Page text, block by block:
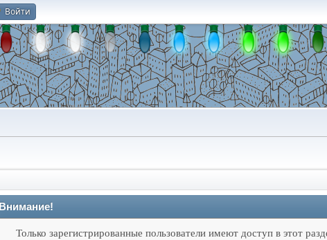
Войти
Внимание!
Только зарегистрированные пользователи имеют доступ в этот